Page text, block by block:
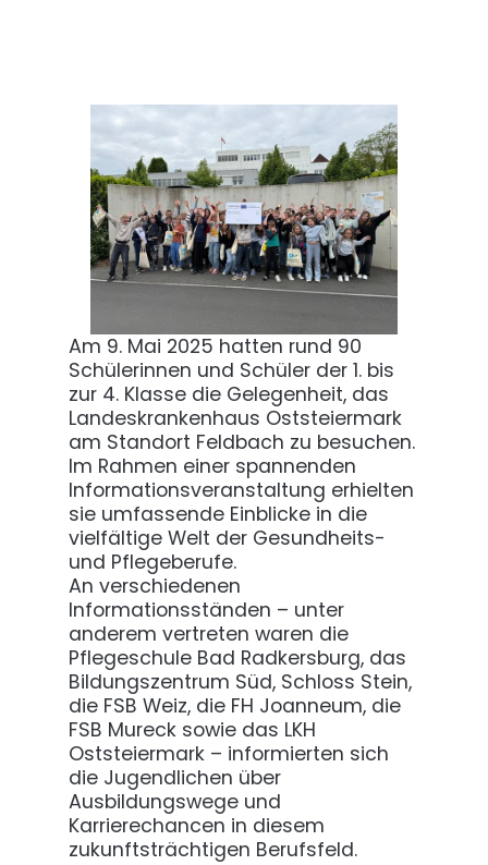
Am 9. Mai 2025 hatten rund 90
Schülerinnen und Schüler der 1. bis
zur 4. Klasse die Gelegenheit, das
Landeskrankenhaus Oststeiermark
am Standort Feldbach zu besuchen.
Im Rahmen einer spannenden
Informationsveranstaltung erhielten
sie umfassende Einblicke in die
vielfältige Welt der Gesundheits-
und Pflegeberufe.
An verschiedenen
Informationsständen – unter
anderem vertreten waren die
Pflegeschule Bad Radkersburg, das
Bildungszentrum Süd, Schloss Stein,
die FSB Weiz, die FH Joanneum, die
FSB Mureck sowie das LKH
Oststeiermark – informierten sich
die Jugendlichen über
Ausbildungswege und
Karrierechancen in diesem
zukunftsträchtigen Berufsfeld.